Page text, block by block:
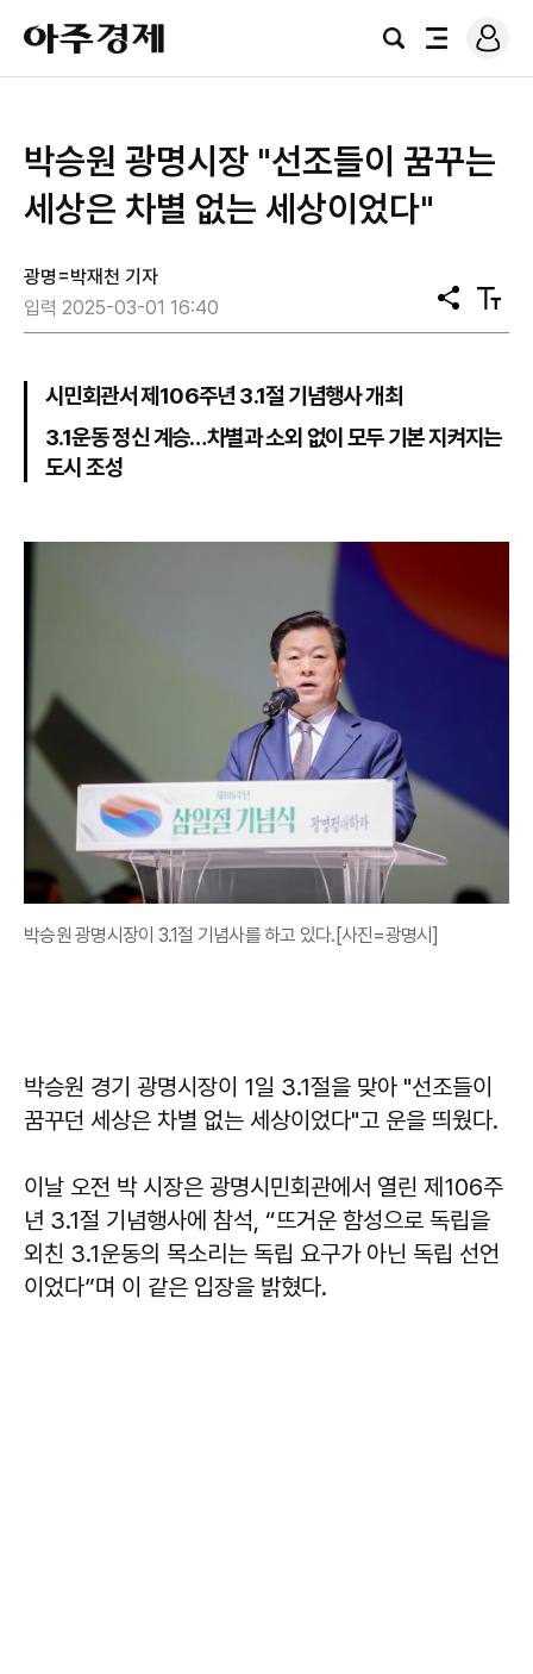
아
주
경
검
전
로
그
박승원 광명시장 "선조들이 꿈꾸는
세상은 차별 없는 세상이었다"
광명=박재천 기자
입력 2025-03-01 16:40
공
유
텍
스
시민회관서 제106주년 3.1절 기념행사 개최
3.1운동 정신 계승…차별과 소외 없이 모두 기본 지켜지는
도시 조성
박승원 광명시장이 3.1절 기념사를 하고 있다.[사진=광명시]
박승원 경기 광명시장이 1일 3.1절을 맞아 "선조들이
꿈꾸던 세상은 차별 없는 세상이었다"고 운을 띄웠다.
이날 오전 박 시장은 광명시민회관에서 열린 제106주
년 3.1절 기념행사에 참석, “뜨거운 함성으로 독립을
외친 3.1운동의 목소리는 독립 요구가 아닌 독립 선언
이었다”며 이 같은 입장을 밝혔다.